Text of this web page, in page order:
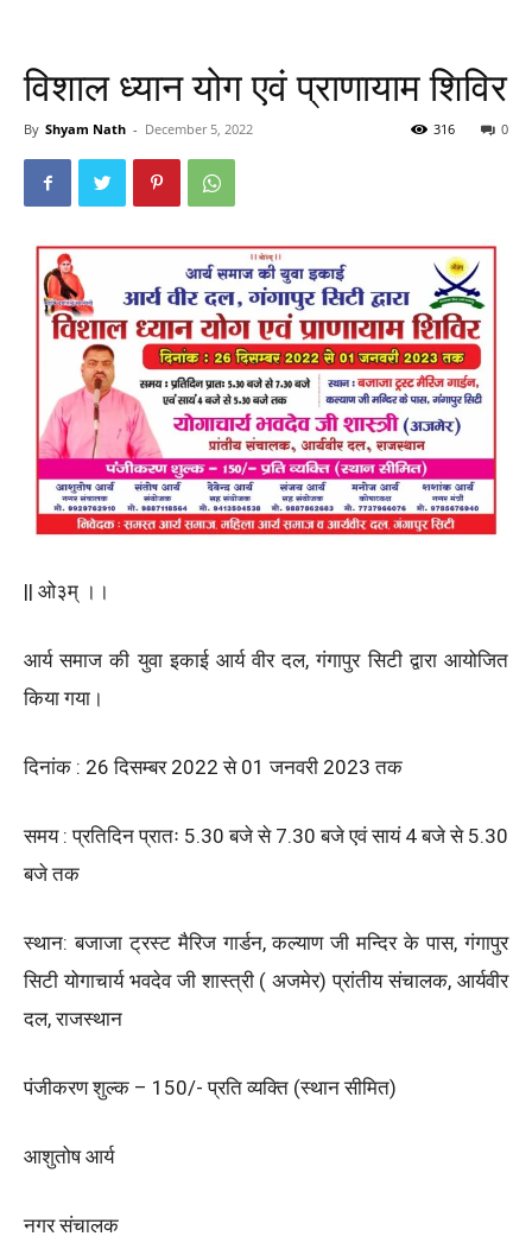
विशाल ध्यान योग एवं प्राणायाम शिविर
By Shyam Nath - December 5, 2022 0
316
|| ओ३म् ।।
आर्य समाज की युवा इकाई आर्य वीर दल, गंगापुर सिटी द्वारा आयोजित
किया गया।
दिनांक : 26 दिसम्बर 2022 से 01 जनवरी 2023 तक
समय : प्रतिदिन प्रातः 5.30 बजे से 7.30 बजे एवं सायं 4 बजे से 5.30
बजे तक
स्थान: बजाजा ट्रस्ट मैरिज गार्डन, कल्याण जी मन्दिर के पास, गंगापुर
सिटी योगाचार्य भवदेव जी शास्त्री ( अजमेर) प्रांतीय संचालक, आर्यवीर
दल, राजस्थान
पंजीकरण शुल्क – 150/- प्रति व्यक्ति (स्थान सीमित)
आशुतोष आर्य
नगर संचालक